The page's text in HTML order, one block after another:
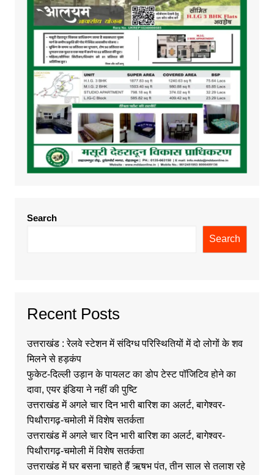
Search
Search
Recent Posts
उत्तराखंड : रेलवे स्टेशन में संदिग्ध परिस्थितियों में दो लोगों के शव
मिलने से हड़कंप
फुकेट-दिल्ली उड़ान के पायलट का डोप टेस्ट पॉजिटिव होने का
दावा, एयर इंडिया ने नहीं की पुष्टि
उत्तराखंड में अगले चार दिन भारी बारिश का अलर्ट, बागेश्वर-
पिथौरागढ़-चमोली में विशेष सतर्कता
उत्तराखंड में अगले चार दिन भारी बारिश का अलर्ट, बागेश्वर-
पिथौरागढ़-चमोली में विशेष सतर्कता
उत्तराखंड में घर बसना चाहते हैं ऋषभ पंत, तीन साल से तलाश रहे